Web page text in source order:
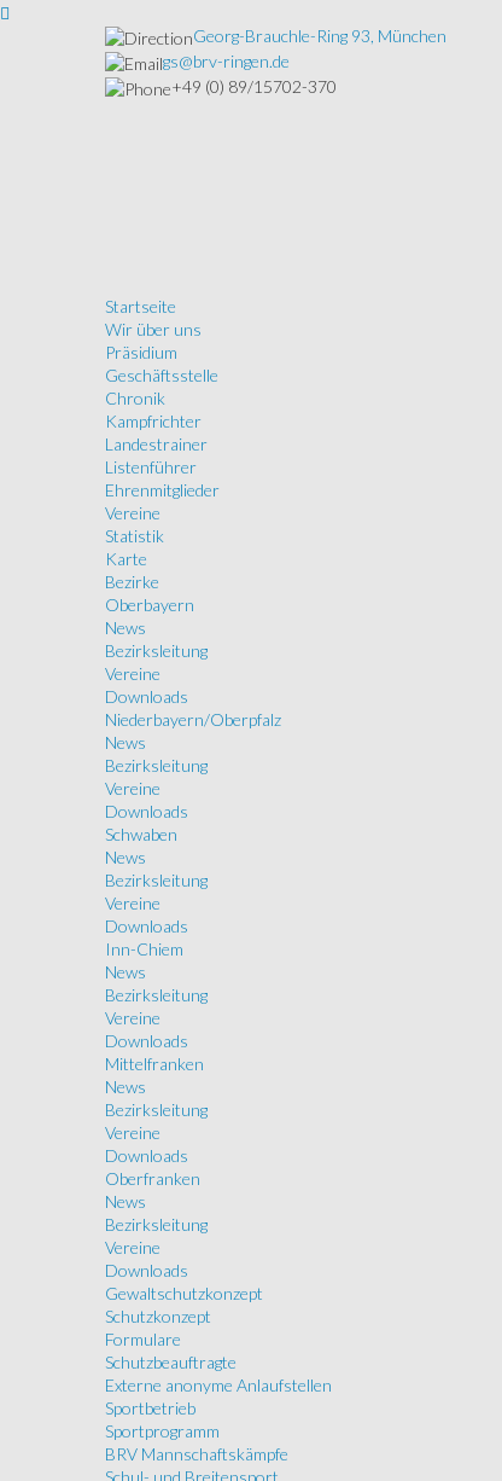
Georg-Brauchle-Ring 93, München
gs@brv-ringen.de
+49 (0) 89/15702-370
Startseite
Wir über uns
Präsidium
Geschäftsstelle
Chronik
Kampfrichter
Landestrainer
Listenführer
Ehrenmitglieder
Vereine
Statistik
Karte
Bezirke
Oberbayern
News
Bezirksleitung
Vereine
Downloads
Niederbayern/Oberpfalz
News
Bezirksleitung
Vereine
Downloads
Schwaben
News
Bezirksleitung
Vereine
Downloads
Inn-Chiem
News
Bezirksleitung
Vereine
Downloads
Mittelfranken
News
Bezirksleitung
Vereine
Downloads
Oberfranken
News
Bezirksleitung
Vereine
Downloads
Gewaltschutzkonzept
Schutzkonzept
Formulare
Schutzbeauftragte
Externe anonyme Anlaufstellen
Sportbetrieb
Sportprogramm
BRV Mannschaftskämpfe
Schul- und Breitensport